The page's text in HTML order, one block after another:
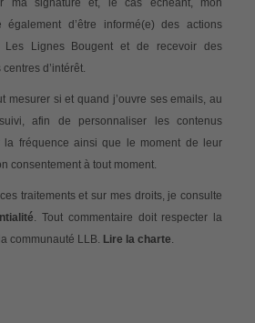
ma signature et, le cas échéant, mon
également d’être informé(e) des actions
Les Lignes Bougent et de recevoir des
d’intérêt.
mesurer si et quand j’ouvre ses emails, au
afin de personnaliser les contenus
la fréquence ainsi que le moment de leur
consentement à tout moment.
traitements et sur mes droits, je consulte
. Tout commentaire doit respecter la
communauté LLB. Lire la charte.